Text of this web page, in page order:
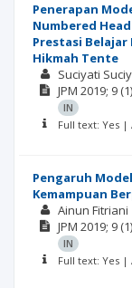
Penerapan
Numbered
Prestasi Belajar
Hikmah Tente
Suciyati
JPM 2019; 9 (1)
IN
Full text: Yes |
Pengaruh
Kemampuan
Ainun Fitriani
JPM 2019; 9 (1)
IN
Full text: Yes |